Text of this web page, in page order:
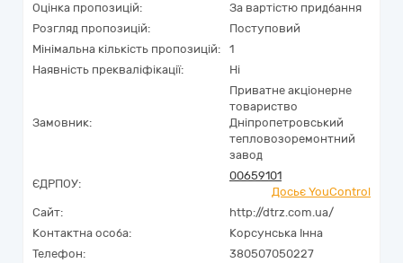
Оцінка пропозицій:
За вартістю придбання
Розгляд пропозицій:
Поступовий
Мінімальна кількість пропозицій:
1
Наявність прекваліфікації:
Ні
Замовник:
Приватне акцiонерне
товариство
Днiпропетровський
тепловозоремонтний
завод
ЄДРПОУ:
00659101
Досьє YouControl
Сайт:
http://dtrz.com.ua/
Контактна особа:
Корсунська Інна
Телефон:
380507050227